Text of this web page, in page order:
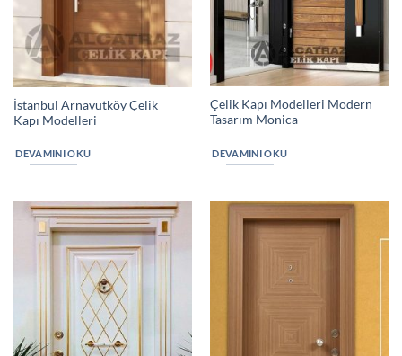
İstanbul Arnavutköy Çelik
Kapı Modelleri
DEVAMINI OKU
Çelik Kapı Modelleri Modern
Tasarım Monica
DEVAMINI OKU